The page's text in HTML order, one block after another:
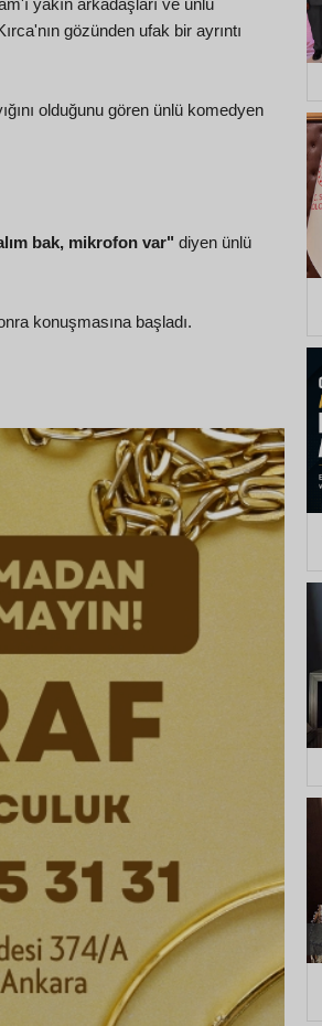
yakın arkadaşları ve ünlü
gözünden ufak bir ayrıntı
olduğunu gören ünlü komedyen
bak, mikrofon var" diyen ünlü
konuşmasına başladı.